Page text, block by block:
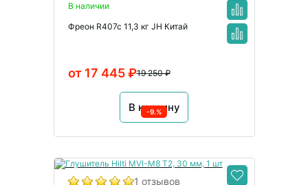
В наличии
Фреон R407c 11,3 кг JH Китай
19 250 ₽
от 17 445 ₽
В корзину
-9.%
1 отзывов